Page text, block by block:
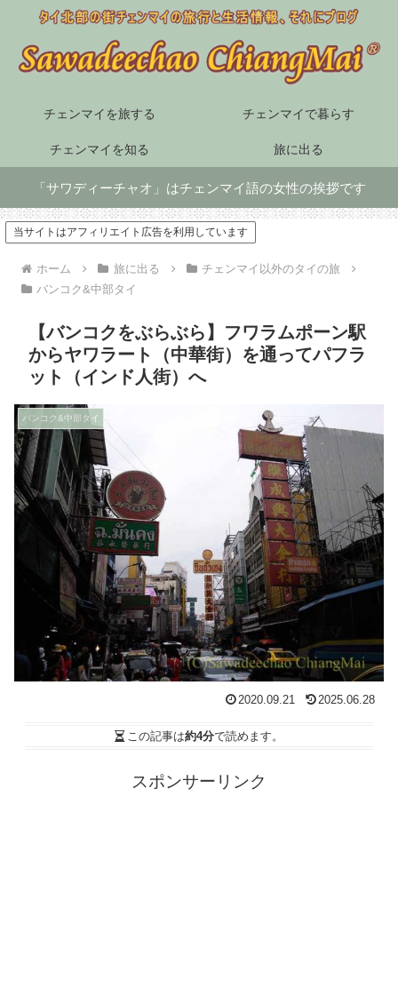
チェンマイを旅する チェンマイで暮らす
チェンマイを知る 旅に出る
「サワディーチャオ」はチェンマイ語の女性の挨拶です
当サイトはアフィリエイト広告を利用しています
ホーム 旅に出る
チェンマイ以外のタイの旅
バンコク&中部タイ
【バンコクをぶらぶら】フワラムポーン駅
からヤワラート（中華街）を通ってパフラ
ット（インド人街）へ
バンコク&中部タイ
2020.09.21 2025.06.28
この記事は約4分で読めます。
スポンサーリンク